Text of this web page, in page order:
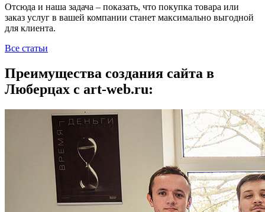
Отсюда и наша задача – показать, что покупка товара или
заказ услуг в вашей компании станет максимально выгодной
для клиента.
Все статьи
Преимущества создания сайта в
Люберцах с art-web.ru: